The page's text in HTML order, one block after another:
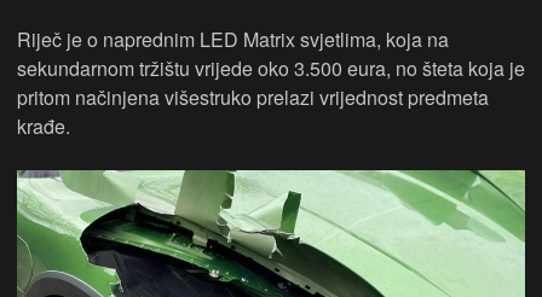
Riječ je o naprednim LED Matrix svjetlima, koja na
sekundarnom tržištu vrijede oko 3.500 eura, no šteta koja je
pritom načinjena višestruko prelazi vrijednost predmeta
krađe.